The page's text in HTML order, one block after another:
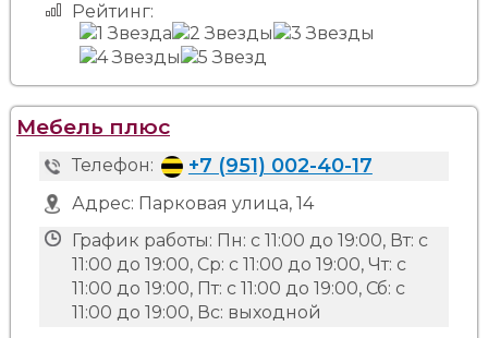
Рейтинг:
Мебель плюс
Телефон: +7 (951) 002-40-17
Адрес: Парковая улица, 14
График работы: Пн: с 11:00 до 19:00, Вт: с
11:00 до 19:00, Ср: с 11:00 до 19:00, Чт: с
11:00 до 19:00, Пт: с 11:00 до 19:00, Сб: с
11:00 до 19:00, Вс: выходной